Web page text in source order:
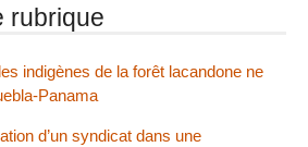
rubrique
indigènes de la forêt lacandone ne
Panama
d’un syndicat dans une